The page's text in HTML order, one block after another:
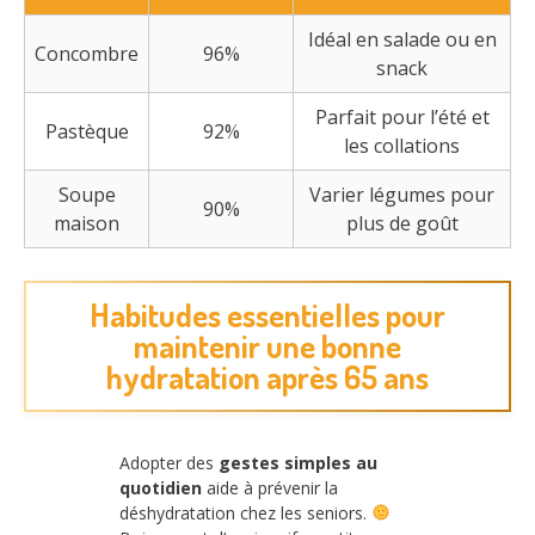
Concombre 96%
Idéal en salade ou en
snack
Pastèque 92%
Parfait pour l’été et
les collations
Soupe
maison
90%
Varier légumes pour
plus de goût
Habitudes essentielles pour
maintenir une bonne
hydratation après 65 ans
Adopter des gestes simples au
quotidien aide à prévenir la
déshydratation chez les seniors.